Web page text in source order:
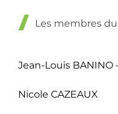
Les membres
Jean-Louis BANINO
Nicole CAZEAUX